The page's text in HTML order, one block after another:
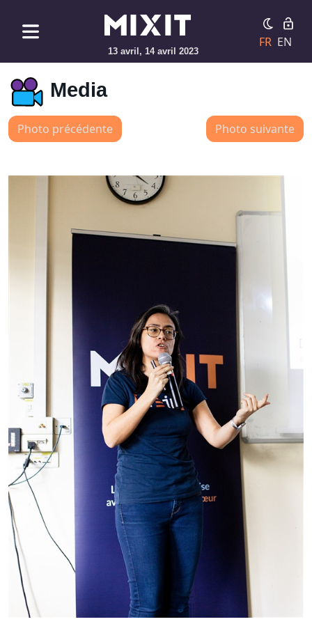
13 avril, 14 avril 2023
FR EN
Media
Photo précédente Photo suivante